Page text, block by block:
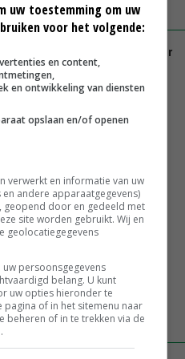
krimpt, pluimveesector
weg en doe vooral ook waar
ver voor de grens bij
7730
uw toestemming om uw
voor het volgende:
en content,
en ontwikkeling van diensten
opslaan en/of openen
verwerkt en informatie van uw
andere apparaatgegevens)
door en gedeeld met
site worden gebruikt. Wij en
geolocatiegegevens
persoonsgegevens
belang. U kunt
uw opties hieronder te
of in het sitemenu naar
beheren of in te trekken via de